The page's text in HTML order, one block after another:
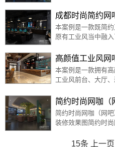
成都时尚简约网
本案例是一款既简
原有工业风当中融
高颜值工业风网
本案例是一款拥有
工业风前台、大厅
简约时尚网咖（
简约时尚网咖（网
装修效果图简约时
15条 上一页